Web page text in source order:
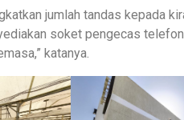
jumlah tandas kepada
soket pengecas
katanya.